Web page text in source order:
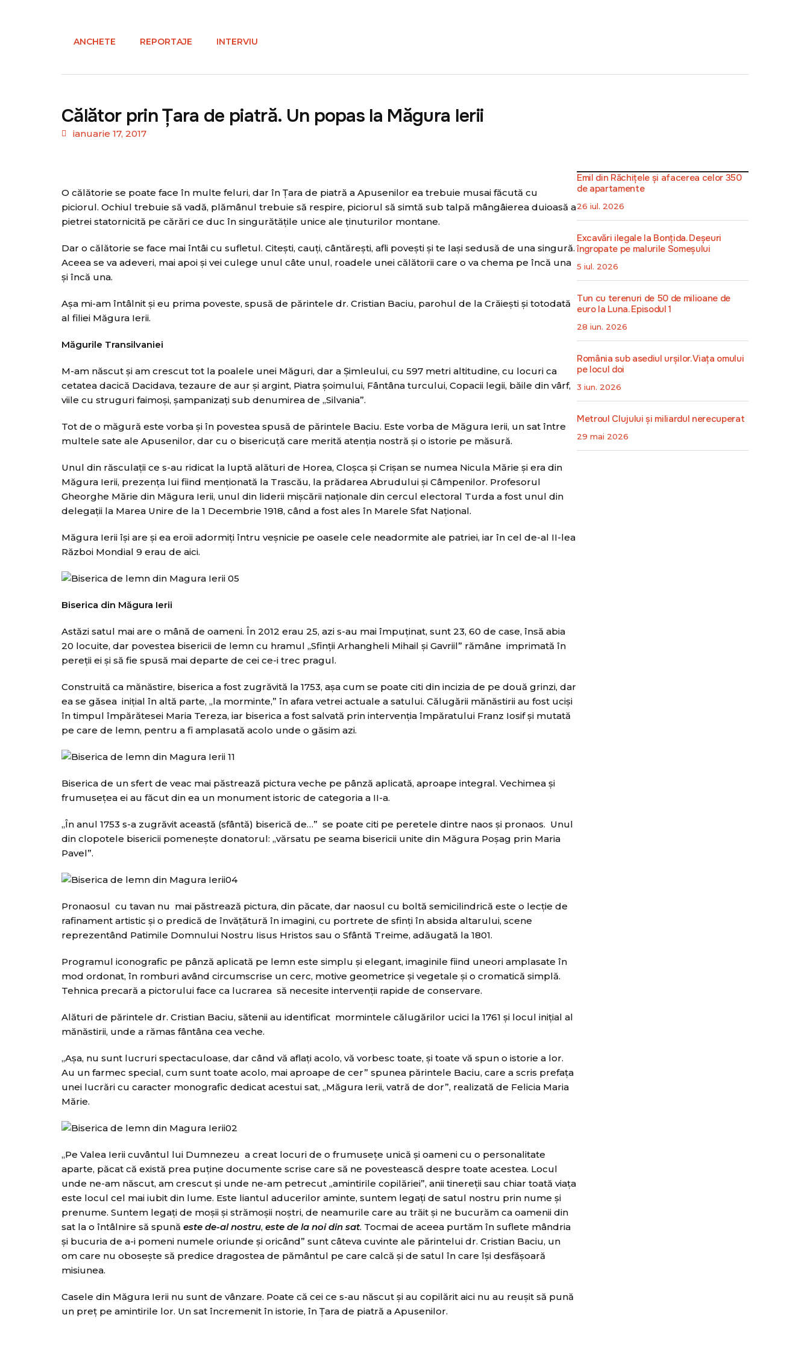
ANCHETE REPORTAJE INTERVIU
Călător prin Ţara de piatră. Un popas la Măgura Ierii
ianuarie 17, 2017
O călătorie se poate face în multe feluri, dar în Ţara de piatră a Apusenilor ea trebuie musai făcută cu
piciorul. Ochiul trebuie să vadă, plămânul trebuie să respire, piciorul să simtă sub talpă mângâierea duioasă a
pietrei statornicită pe cărări ce duc în singurătăţile unice ale ţinuturilor montane.
Dar o călătorie se face mai întâi cu sufletul. Citeşti, cauţi, cântăreşti, afli poveşti şi te laşi sedusă de una singură.
Aceea se va adeveri, mai apoi şi vei culege unul câte unul, roadele unei călătorii care o va chema pe încă una
şi încă una.
Aşa mi-am întâlnit şi eu prima poveste, spusă de părintele dr. Cristian Baciu, parohul de la Crăieşti şi totodată
al filiei Măgura Ierii.
Măgurile Transilvaniei
M-am născut şi am crescut tot la poalele unei Măguri, dar a Şimleului, cu 597 metri altitudine, cu locuri ca
cetatea dacică Dacidava, tezaure de aur şi argint, Piatra şoimului, Fântâna turcului, Copacii legii, băile din vârf,
viile cu struguri faimoşi, şampanizaţi sub denumirea de „Silvania”.
Tot de o măgură este vorba şi în povestea spusă de părintele Baciu. Este vorba de Măgura Ierii, un sat între
multele sate ale Apusenilor, dar cu o bisericuţă care merită atenţia nostră şi o istorie pe măsură.
Unul din răsculaţii ce s-au ridicat la luptă alături de Horea, Cloşca şi Crişan se numea Nicula Mărie şi era din
Măgura Ierii, prezenţa lui fiind menţionată la Trascău, la prădarea Abrudului şi Câmpenilor. Profesorul
Gheorghe Mărie din Măgura Ierii, unul din liderii mişcării naţionale din cercul electoral Turda a fost unul din
delegaţii la Marea Unire de la 1 Decembrie 1918, când a fost ales în Marele Sfat Naţional.
Măgura Ierii îşi are şi ea eroii adormiţi întru veşnicie pe oasele cele neadormite ale patriei, iar în cel de-al II-lea
Război Mondial 9 erau de aici.
Biserica din Măgura Ierii
Astăzi satul mai are o mână de oameni. În 2012 erau 25, azi s-au mai împuţinat, sunt 23, 60 de case, însă abia
20 locuite, dar povestea bisericii de lemn cu hramul „Sfinţii Arhangheli Mihail şi Gavriil” rămâne imprimată în
pereţii ei şi să fie spusă mai departe de cei ce-i trec pragul.
Construită ca mănăstire, biserica a fost zugrăvită la 1753, aşa cum se poate citi din incizia de pe două grinzi, dar
ea se găsea iniţial în altă parte, „la morminte,” în afara vetrei actuale a satului. Călugării mănăstirii au fost ucişi
în timpul împărătesei Maria Tereza, iar biserica a fost salvată prin intervenţia împăratului Franz Iosif şi mutată
pe care de lemn, pentru a fi amplasată acolo unde o găsim azi.
Biserica de un sfert de veac mai păstrează pictura veche pe pânză aplicată, aproape integral. Vechimea şi
frumuseţea ei au făcut din ea un monument istoric de categoria a II-a.
„În anul 1753 s-a zugrăvit această (sfântă) biserică de…” se poate citi pe peretele dintre naos și pronaos. Unul
din clopotele bisericii pomenește donatorul: „vărsatu pe seama bisericii unite din Măgura Poșag prin Maria
Pavel”.
Pronaosul cu tavan nu mai păstrează pictura, din păcate, dar naosul cu boltă semicilindrică este o lecţie de
rafinament artistic şi o predică de învăţătură în imagini, cu portrete de sfinţi în absida altarului, scene
reprezentând Patimile Domnului Nostru Iisus Hristos sau o Sfântă Treime, adăugată la 1801.
Programul iconografic pe pânză aplicată pe lemn este simplu şi elegant, imaginile fiind uneori amplasate în
mod ordonat, în romburi având circumscrise un cerc, motive geometrice şi vegetale şi o cromatică simplă.
Tehnica precară a pictorului face ca lucrarea să necesite intervenţii rapide de conservare.
Alături de părintele dr. Cristian Baciu, sătenii au identificat mormintele călugărilor ucici la 1761 şi locul iniţial al
mănăstirii, unde a rămas fântâna cea veche.
„Aşa, nu sunt lucruri spectaculoase, dar când vă aflaţi acolo, vă vorbesc toate, şi toate vă spun o istorie a lor.
Au un farmec special, cum sunt toate acolo, mai aproape de cer” spunea părintele Baciu, care a scris prefaţa
unei lucrări cu caracter monografic dedicat acestui sat, „Măgura Ierii, vatră de dor”, realizată de Felicia Maria
Mărie.
„Pe Valea Ierii cuvântul lui Dumnezeu a creat locuri de o frumuseţe unică şi oameni cu o personalitate
aparte, păcat că există prea puţine documente scrise care să ne povestească despre toate acestea. Locul
unde ne-am născut, am crescut şi unde ne-am petrecut „amintirile copilăriei”, anii tinereţii sau chiar toată viaţa
este locul cel mai iubit din lume. Este liantul aducerilor aminte, suntem legaţi de satul nostru prin nume şi
prenume. Suntem legaţi de moşii şi strămoşii noştri, de neamurile care au trăit şi ne bucurăm ca oamenii din
sat la o întâlnire să spună este de-al nostru, este de la noi din sat. Tocmai de aceea purtăm în suflete mândria
şi bucuria de a-i pomeni numele oriunde şi oricând” sunt câteva cuvinte ale părintelui dr. Cristian Baciu, un
om care nu oboseşte să predice dragostea de pământul pe care calcă şi de satul în care îşi desfăşoară
misiunea.
Casele din Măgura Ierii nu sunt de vânzare. Poate că cei ce s-au născut şi au copilărit aici nu au reuşit să pună
un preţ pe amintirile lor. Un sat încremenit în istorie, în Ţara de piatră a Apusenilor.
Emil din Răchițele și afacerea celor 350
de apartamente
26 iul. 2026
Excavări ilegale la Bonțida. Deșeuri
îngropate pe malurile Someșului
5 iul. 2026
Tun cu terenuri de 50 de milioane de
euro la Luna. Episodul 1
28 iun. 2026
România sub asediul urșilor. Viața omului
pe locul doi
3 iun. 2026
Metroul Clujului și miliardul nerecuperat
29 mai 2026